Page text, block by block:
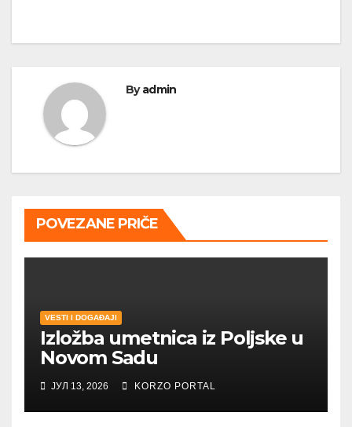
Byadmin
POVEZANE PRIČE
VESTI I DOGAĐAJI
Izložba umetnica iz Poljske u
Novom Sadu
ЈУЛ 13, 2026 KORZO PORTAL